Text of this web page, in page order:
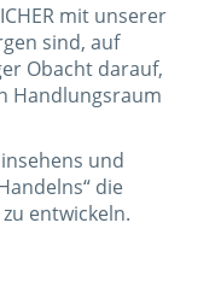
mit unserer
sind, auf
Obacht darauf,
Handlungsraum
und
die
entwickeln.